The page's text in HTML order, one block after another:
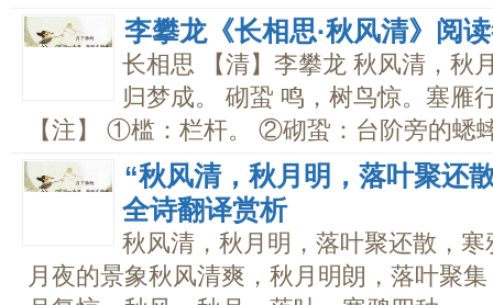
李攀龙《长相思·秋风清》阅
长相思 【清】李攀龙 秋风清，秋
归梦成。 砌蛩 鸣，树鸟惊。塞雁
【注】 ①槛：栏杆。 ②砌蛩：台阶旁的蟋
“秋风清，秋月明，落叶聚还
全诗翻译赏析
秋风清，秋月明，落叶聚还散，
月夜的景象秋风清爽，秋月明朗，落叶聚